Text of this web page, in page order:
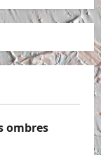
ombres